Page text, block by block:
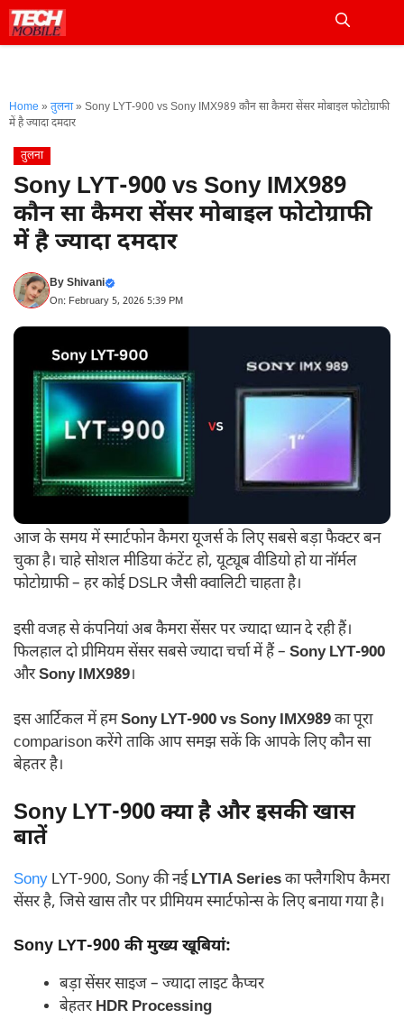
Skip
to
Home » तुलना» Sony LYT-900 vs Sony IMX989 कौन सा कैमरा सेंसर मोबाइल फोटोग्राफी
में है ज्यादा दमदार
तुलना
Sony LYT-900 vs Sony IMX989
कौन सा कैमरा सेंसर मोबाइल फोटोग्राफी
में है ज्यादा दमदार
ByShivani
On: February 5, 2026 5:39 PM
आज के समय में स्मार्टफोन कैमरा यूजर्स के लिए सबसे बड़ा फैक्टर बन
चुका है। चाहे सोशल मीडिया कंटेंट हो, यूट्यूब वीडियो हो या नॉर्मल
फोटोग्राफी – हर कोई DSLR जैसी क्वालिटी चाहता है।
इसी वजह से कंपनियां अब कैमरा सेंसर पर ज्यादा ध्यान दे रही हैं।
फिलहाल दो प्रीमियम सेंसर सबसे ज्यादा चर्चा में हैं – Sony LYT-900
औरSony IMX989।
इस आर्टिकल में हमSony LYT-900 vs Sony IMX989का पूरा
comparison करेंगे ताकि आप समझ सकें कि आपके लिए कौन सा
बेहतर है।
Sony LYT-900 क्या है और इसकी खास
बातें
Sony LYT-900, Sony की नईLYTIA Seriesका फ्लैगशिप कैमरा
सेंसर है, जिसे खास तौर पर प्रीमियम स्मार्टफोन्स के लिए बनाया गया है।
Sony LYT-900 की मुख्य खूबियां:
बड़ा सेंसर साइज – ज्यादा लाइट कैप्चर
बेहतरHDR Processing